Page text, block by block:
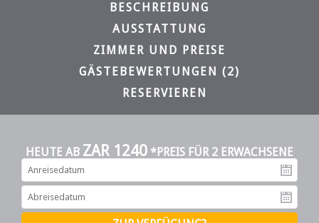
BESCHREIBUNG
AUSSTATTUNG
ZIMMER UND PREISE
GÄSTEBEWERTUNGEN (2)
RESERVIEREN
HEUTE AB ZAR 1240 *PREIS FÜR 2 ERWACHSENE